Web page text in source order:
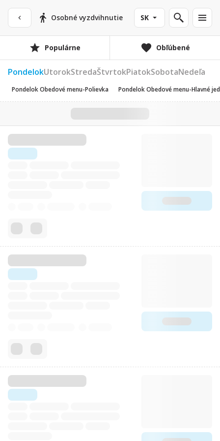
Osobné vyzdvihnutie SK
Populárne Obľúbené
PondelokUtorokStredaŠtvrtokPiatokSobotaNedeľa
Pondelok Obedové menu-Polievka Pondelok Obedové menu-Hlavné